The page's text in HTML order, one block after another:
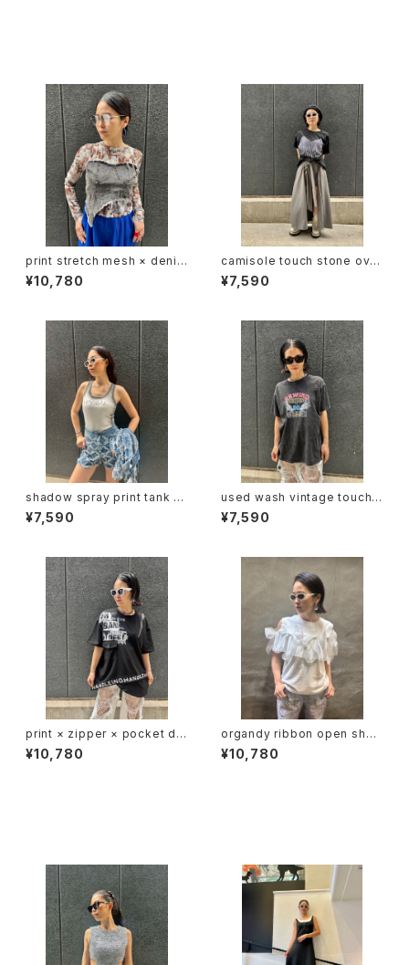
print stretch mesh × denim
docking design tops トップ
ス ストレッチ メッシュ デニム 切
¥10,780
camisole touch stone over
size design T-shirt トップス
Tシャツ ハピス ストーン キャミ
¥7,590
shadow spray print tank to
p トップス タンクトップ カップ付
き シャドー プリント
¥7,590
used wash vintage touch p
rint T-shirt Tシャツ ヴィンテ
ージ風 プリント ウォッシュ加工
¥7,590
print × zipper × pocket de
sign T-tops Tシャツ トップス
ジッパー プリント
¥10,780
organdy ribbon open shou
lder design tops トップス 肩
開き オーガンジー リボン
¥10,780